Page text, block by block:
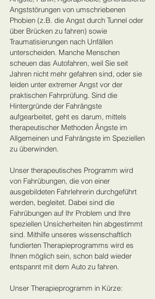
Angststörungen von umschriebenen
Phobien (z.B. die Angst durch Tunnel oder
über Brücken zu fahren) sowie
Traumatisierungen nach Unfällen
unterscheiden. Manche Menschen
scheuen das Autofahren, weil Sie seit
Jahren nicht mehr gefahren sind, oder sie
leiden unter extremer Angst vor der
praktischen Fahrprüfung. Sind die
Hintergründe der Fahrängste
aufgearbeitet, geht es darum, mittels
therapeutischer Methoden Ängste im
Allgemeinen und Fahrängste im Speziellen
zu überwinden.
Unser therapeutisches Programm wird
von Fahrübungen, die von einer
ausgebildeten Fahrlehrerin durchgeführt
werden, begleitet. Dabei sind die
Fahrübungen auf Ihr Problem und Ihre
speziellen Unsicherheiten hin abgestimmt
sind. Mithilfe unseres wissenschaftlich
fundierten Therapieprogramms wird es
Ihnen möglich sein, schon bald wieder
entspannt mit dem Auto zu fahren.
Unser Therapieprogramm in Kürze: